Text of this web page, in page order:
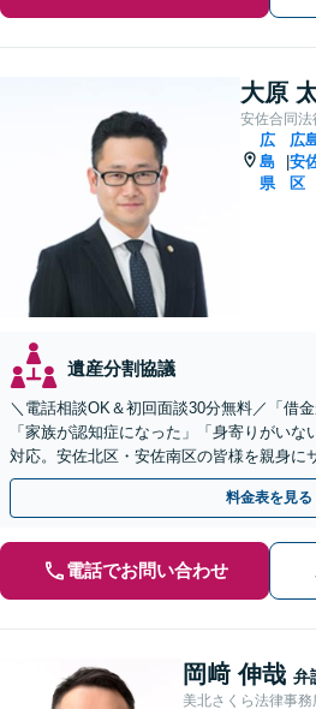
大原
安佐合同法
広
島
県
|
広
安
区
遺産分割協議
＼電話相談OK＆初回面談30分無料／「借
「家族が認知症になった」「身寄りがいな
対応。安佐北区・安佐南区の皆様を親身に
調停、遺言書作成、成年後見申し立て【JR
料金表を見る
電話でお問い合わせ
岡﨑 伸哉 弁
美北さくら法律事務